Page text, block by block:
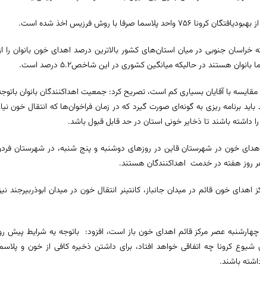
صرفا با روش فرزیس اخذ شده است.
جنوبی در میان استان‌های کشور بالاترین درصد اهدای خون بانوان را
با آقایان بسیاری کم است، تصریح کرد: جمعیت اهداکنندگان بانوان
باید برنامه ریزی به گونه‌ای صورت گیرد که در زمان فراخوان‌ها که انتقال خون
داشته باشند تا ذخایر خونی استان در حد قابل قبول باشد.
اهدای خون در شهرستان قاین در روزهای دوشنبه و پنج شنبه، در شهرستان
روز هفته در خدمت اهداکنندگان هستند.
خون قائم در میدان جانباز، کانتینر انتقال خون در میدان ابوذربیرجند
چهارشنبه عصر مرکز قائم اهدای خون باز است، افزود: باتوجه یه شرایط پیش
کرونا چه اتفاقی خواهد افتاد، برای داشتن ذخیره کافی از خون و
باشند.